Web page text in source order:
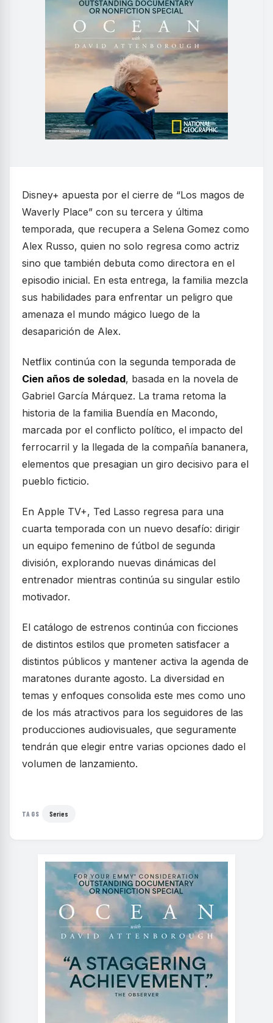
Disney+ apuesta por el cierre de “Los magos de
Waverly Place” con su tercera y última
temporada, que recupera a Selena Gomez como
Alex Russo, quien no solo regresa como actriz
sino que también debuta como directora en el
episodio inicial. En esta entrega, la familia mezcla
sus habilidades para enfrentar un peligro que
amenaza el mundo mágico luego de la
desaparición de Alex.
Netflix continúa con la segunda temporada de
Cien años de soledad, basada en la novela de
Gabriel García Márquez. La trama retoma la
historia de la familia Buendía en Macondo,
marcada por el conflicto político, el impacto del
ferrocarril y la llegada de la compañía bananera,
elementos que presagian un giro decisivo para el
pueblo ficticio.
En Apple TV+, Ted Lasso regresa para una
cuarta temporada con un nuevo desafío: dirigir
un equipo femenino de fútbol de segunda
división, explorando nuevas dinámicas del
entrenador mientras continúa su singular estilo
motivador.
El catálogo de estrenos continúa con ficciones
de distintos estilos que prometen satisfacer a
distintos públicos y mantener activa la agenda de
maratones durante agosto. La diversidad en
temas y enfoques consolida este mes como uno
de los más atractivos para los seguidores de las
producciones audiovisuales, que seguramente
tendrán que elegir entre varias opciones dado el
volumen de lanzamiento.
TAGS Series